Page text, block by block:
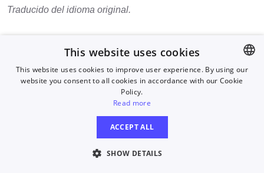
Traducido del idioma original.
ENGLISH
This website uses cookies
This website uses cookies to improve user experience. By using our
website you consent to all cookies in accordance with our Cookie
Policy.
Read more
ACCEPT ALL
SHOW DETAILS